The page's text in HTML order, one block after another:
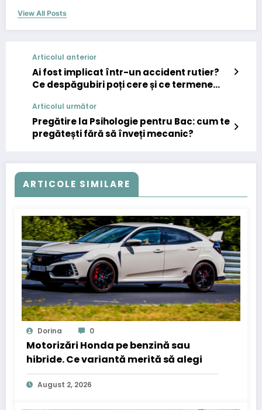
View All Posts
Articolul anterior
Ai fost implicat într-un accident rutier?
Ce despăgubiri poți cere și ce termene
Articolul următor
Pregătire la Psihologie pentru Bac: cum te
pregătești fără să înveți mecanic?
ARTICOLE SIMILARE
Dorina 0
Motorizări Honda pe benzină sau
hibride. Ce variantă merită să alegi
August 2, 2026